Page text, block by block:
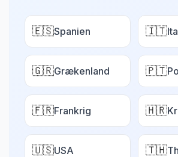
🇪🇸Spanien 🇮🇹
🇬🇷Grækenland 🇵🇹
🇫🇷Frankrig 🇭🇷
🇺🇸USA 🇹🇭